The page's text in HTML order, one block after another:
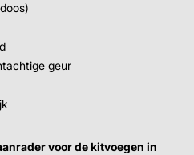
geur
voor de kitvoegen in